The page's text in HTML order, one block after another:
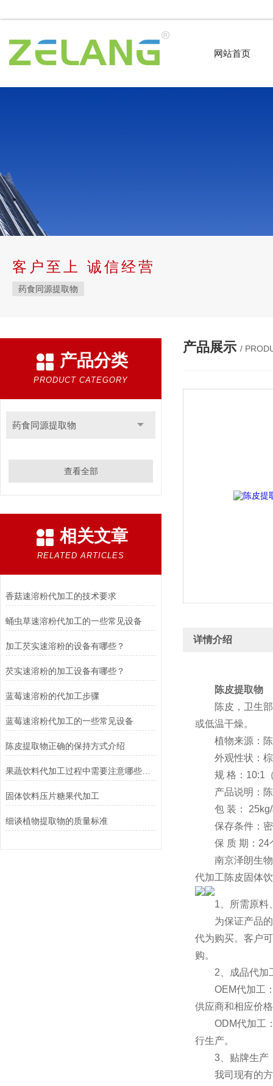
网站首页
客户至上 诚信经营
药食同源提取物
产品分类
PRODUCT CATEGORY
药食同源提取物
查看全部
相关文章
RELATED ARTICLES
香菇速溶粉代加工的技术要求
蛹虫草速溶粉代加工的一些常见设备
加工芡实速溶粉的设备有哪些？
芡实速溶粉的加工设备有哪些？
蓝莓速溶粉的代加工步骤
蓝莓速溶粉代加工的一些常见设备
陈皮提取物正确的保持方式介绍
果蔬饮料代加工过程中需要注意哪些问题？
固体饮料压片糖果代加工
细谈植物提取物的质量标准
产品展示 /
详情介绍
陈皮提取物
陈皮，卫生部
或低温干燥。
植物来源：陈
外观性状：棕
规 格：10:1（
产品说明：陈
包 装： 25kg/
保存条件：密
保 质 期：24
南京泽朗生物
代加工陈皮固体
1、所需原料、
为保证产品的
代为购买。客户
购。
2、成品代加
OEM代加工：
供应商和相应价
ODM代加工：
行生产。
3、贴牌生产
我司现有的方